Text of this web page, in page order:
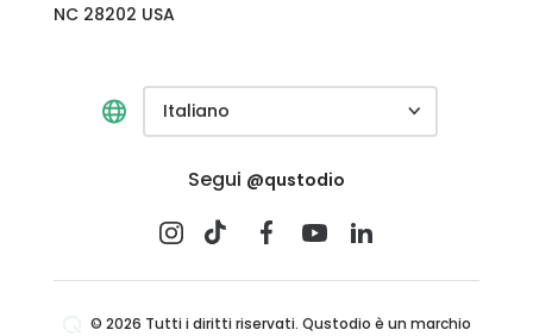
NC 28202 USA
Italiano
Segui @qustodio
© 2026 Tutti i diritti riservati. Qustodio è un marchio